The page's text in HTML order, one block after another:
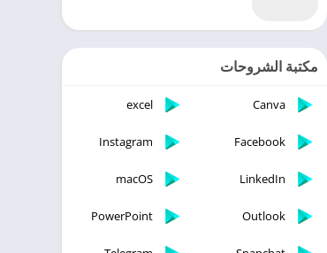
مكتبة الشروحات
Canva
excel
Facebook
Instagram
LinkedIn
macOS
Outlook
PowerPoint